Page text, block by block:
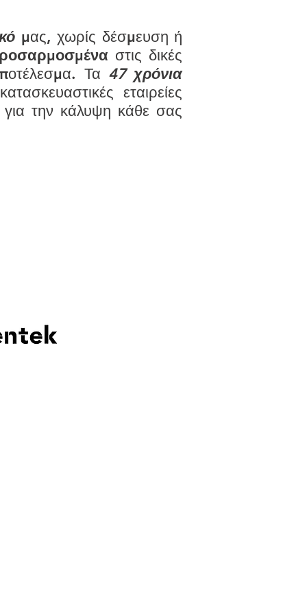
μας, χωρίς δέσμευση ή
στις δικές
Τα 47 χρόνια
εταιρείες
την κάλυψη κάθε σας